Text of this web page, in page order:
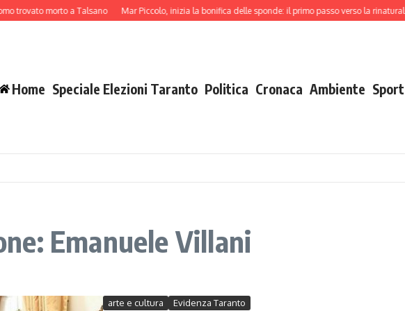
trovato morto a Talsano Mar Piccolo, inizia la bonifica delle sponde: il primo passo verso la
Home Speciale Elezioni Taranto Politica Cronaca Ambiente Sport
Emanuele Villani
arte e cultura Evidenza Taranto